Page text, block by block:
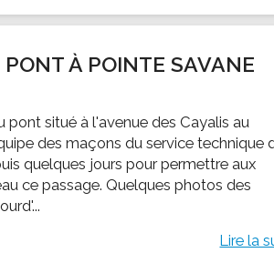
À POINTE SAVANE
pont situé à l'avenue des Cayalis au
des maçons du service technique
quelques jours pour permettre aux
ce passage. Quelques photos des
Lire la